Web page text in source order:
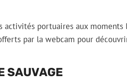
activités portuaires aux moments
par la webcam pour
SAUVAGE